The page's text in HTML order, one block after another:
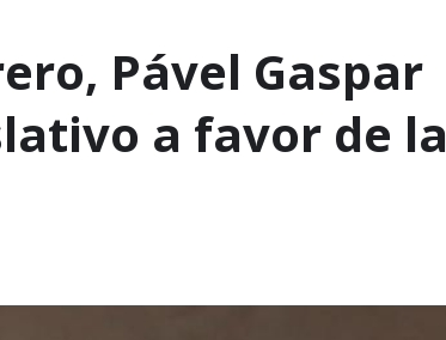
Pável Gaspar
a favor de la